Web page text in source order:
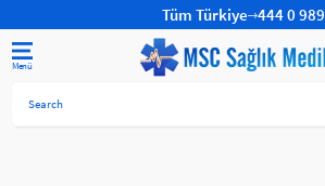
Tüm Türkiye 444 0 989